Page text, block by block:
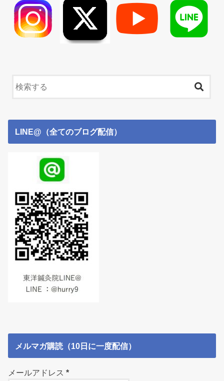
LINE@（全てのブログ配信）
メルマガ購読（10日に一度配信）
メールアドレス*